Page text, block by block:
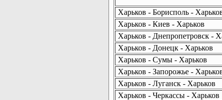
Харьков - Борисполь -
Харьков - Киев - Харьков
Харьков - Днепропетровск -
Харьков - Донецк - Харьков
Харьков - Сумы - Харьков
Харьков - Запорожье -
Харьков - Луганск - Харьков
Харьков - Черкассы - Харьков